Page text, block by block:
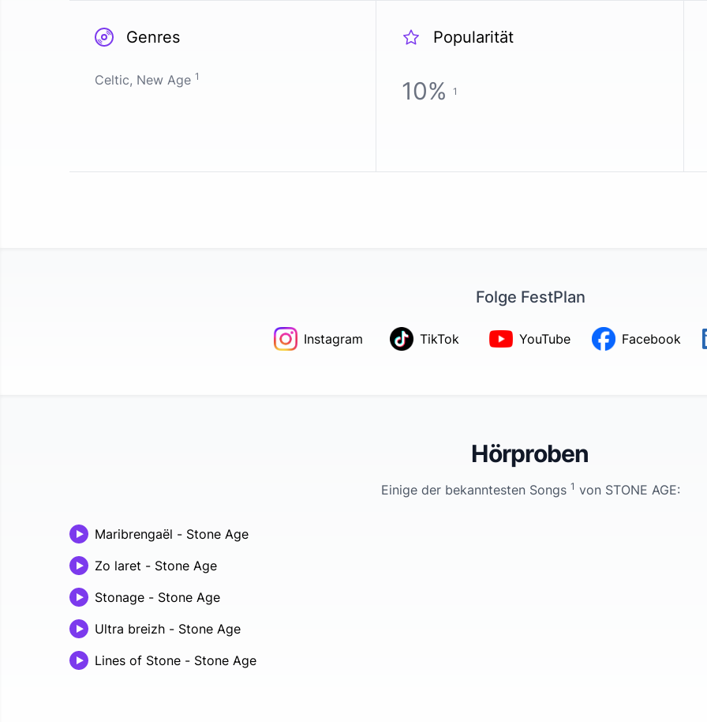
Genres
Celtic, New Age 1
Popularität
10% 1
Folge FestPlan
Instagram TikTok YouTube Facebook
Hörproben
Einige der bekanntesten Songs 1 von STONE AGE:
Maribrengaël - Stone Age
Zo laret - Stone Age
Stonage - Stone Age
Ultra breizh - Stone Age
Lines of Stone - Stone Age